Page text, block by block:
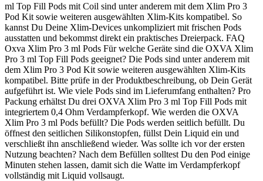
ml Top Fill Pods mit Coil sind unter anderem mit dem Xlim Pro 3
Pod Kit sowie weiteren ausgewählten Xlim-Kits kompatibel. So
kannst Du Deine Xlim-Devices unkompliziert mit frischen Pods
ausstatten und bekommst direkt ein praktisches Dreierpack. FAQ
Oxva Xlim Pro 3 ml Pods Für welche Geräte sind die OXVA Xlim
Pro 3 ml Top Fill Pods geeignet? Die Pods sind unter anderem mit
dem Xlim Pro 3 Pod Kit sowie weiteren ausgewählten Xlim-Kits
kompatibel. Bitte prüfe in der Produktbeschreibung, ob Dein Gerät
aufgeführt ist. Wie viele Pods sind im Lieferumfang enthalten? Pro
Packung erhältst Du drei OXVA Xlim Pro 3 ml Top Fill Pods mit
integriertem 0,4 Ohm Verdampferkopf. Wie werden die OXVA
Xlim Pro 3 ml Pods befüllt? Die Pods werden seitlich befüllt. Du
öffnest den seitlichen Silikonstopfen, füllst Dein Liquid ein und
verschließt ihn anschließend wieder. Was sollte ich vor der ersten
Nutzung beachten? Nach dem Befüllen solltest Du den Pod einige
Minuten stehen lassen, damit sich die Watte im Verdampferkopf
vollständig mit Liquid vollsaugt.